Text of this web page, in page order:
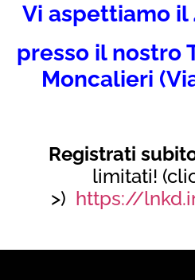
Vi aspettiamo il
presso il nostro
Moncalieri
Registrati
limitati!
>) https://